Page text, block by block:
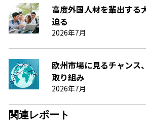
高度外国人材を輩出する
迫る
2026年7月
欧州市場に見るチャンス
取り組み
2026年7月
関連レポート